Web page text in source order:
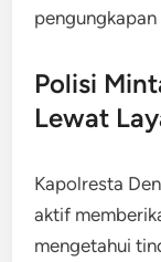
pengungkapan
Polisi
Lewat
Kapolresta
aktif
mengetahui